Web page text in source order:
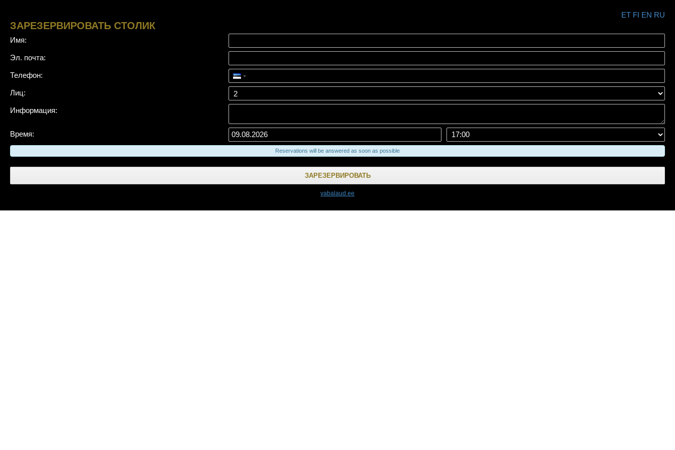
ET FI EN RU
ЗАРЕЗЕРВИРОВАТЬ СТОЛИК
Имя:
Эл. почта:
Телефон:
Лиц:
Информация:
Время:
Reservations will be answered as soon as possible
vabalaud.ee